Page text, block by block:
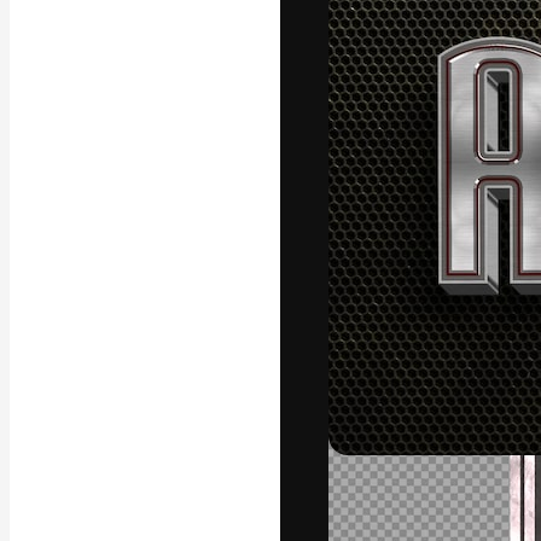
La plateforme
vos meilleurs
d’abonnés :
studios.
Français
Copyright © 2010-